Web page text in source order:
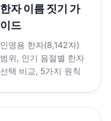
한자 이름 짓기 가
이드
인명용 한자(8,142자)
범위, 인기 음절별 한자
선택 비교, 5가지 원칙